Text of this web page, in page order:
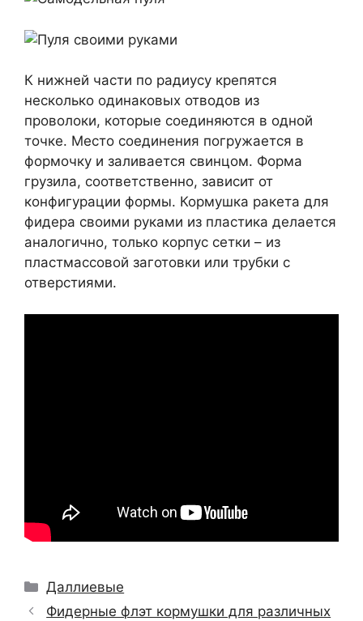
К нижней части по радиусу крепятся
несколько одинаковых отводов из
проволоки, которые соединяются в одной
точке. Место соединения погружается в
формочку и заливается свинцом. Форма
грузила, соответственно, зависит от
конфигурации формы. Кормушка ракета для
фидера своими руками из пластика делается
аналогично, только корпус сетки – из
пластмассовой заготовки или трубки с
отверстиями.
Рубрики
Даллиевые
Фидерные флэт кормушки для различных